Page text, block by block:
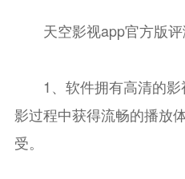
天空影视app官方版评
1、软件拥有高清的影
影过程中获得流畅的播放
受。